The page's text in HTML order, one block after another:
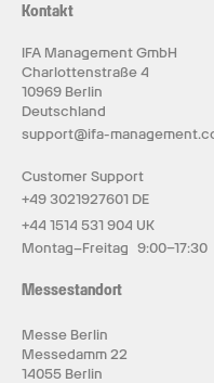
Kontakt
IFA Management GmbH
Charlottenstraße 4
10969 Berlin
Deutschland
support@ifa-
Customer Support
+49 3021927601 DE
+44 1514 531 904 UK
Montag–Freitag 9:00–17:30
Messestandort
Messe Berlin
Messedamm 22
14055 Berlin